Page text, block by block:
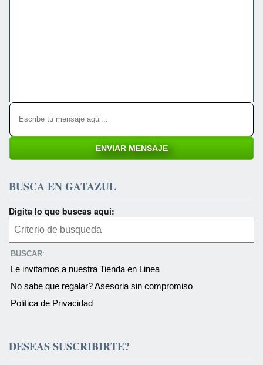
BUSCA EN GATAZUL
Digita lo que buscas aqui:
BUSCAR:
Le invitamos a nuestra Tienda en Linea
No sabe que regalar? Asesoria sin compromiso
Politica de Privacidad
DESEAS SUSCRIBIRTE?